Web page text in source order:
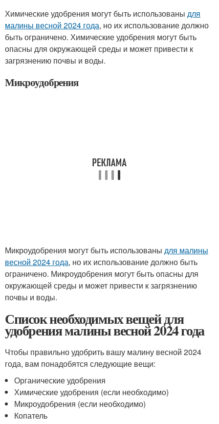
Химические удобрения могут быть использованы для
малины весной 2024 года, но их использование должно
быть ограничено. Химические удобрения могут быть
опасны для окружающей среды и может привести к
загрязнению почвы и воды.
Микроудобрения
Микроудобрения могут быть использованы для малины
весной 2024 года, но их использование должно быть
ограничено. Микроудобрения могут быть опасны для
окружающей среды и может привести к загрязнению
почвы и воды.
Список необходимых вещей для
удобрения малины весной 2024 года
Чтобы правильно удобрить вашу малину весной 2024
года, вам понадобятся следующие вещи:
Органические удобрения
Химические удобрения (если необходимо)
Микроудобрения (если необходимо)
Копатель